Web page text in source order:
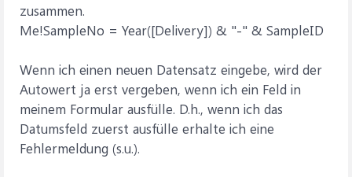
zusammen.
Me!SampleNo = Year([Delivery]) & "-" & SampleID
Wenn ich einen neuen Datensatz eingebe, wird der
Autowert ja erst vergeben, wenn ich ein Feld in
meinem Formular ausfülle. D.h., wenn ich das
Datumsfeld zuerst ausfülle erhalte ich eine
Fehlermeldung (s.u.).